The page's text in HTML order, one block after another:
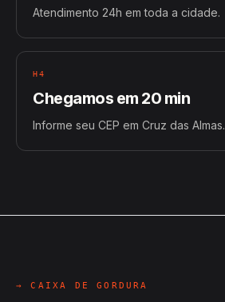
Atendimento 24h em toda a cidade.
H4
Chegamos em 20 min
Informe seu CEP em Cruz das Almas.
→ CAIXA DE GORDURA